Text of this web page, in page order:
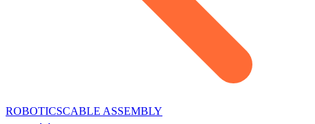
ROBOTICSCABLE ASSEMBLY